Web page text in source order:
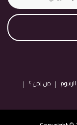
من نحن ؟